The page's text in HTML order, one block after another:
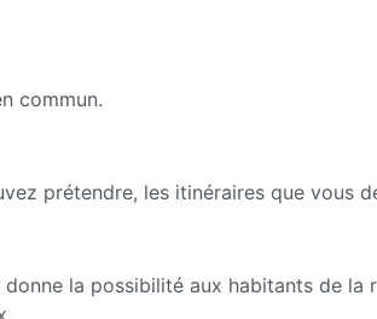
commun.
prétendre, les itinéraires que vous
la possibilité aux habitants de la